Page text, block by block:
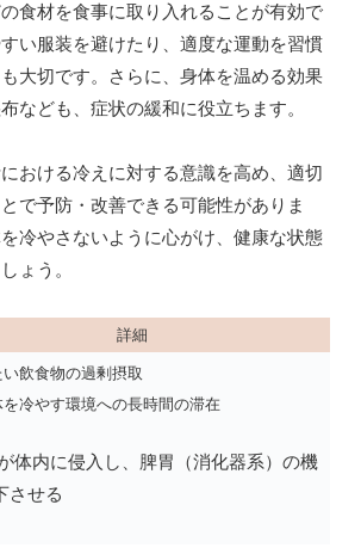
食材を食事に取り入れることが有効で
い服装を避けたり、適度な運動を習慣
大切です。さらに、身体を温める効果
なども、症状の緩和に役立ちます。
おける冷えに対する意識を高め、適切
で予防・改善できる可能性がありま
冷やさないように心がけ、健康な状態
ょう。
詳細
飲食物の過剰摂取
を冷やす環境への長時間の滞在
体内に侵入し、脾胃（消化器系）の機
させる